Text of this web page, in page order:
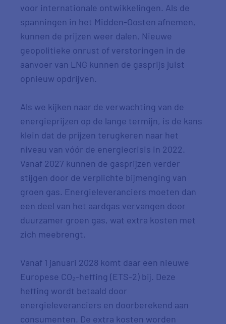
voor internationale ontwikkelingen. Als de
spanningen in het Midden-Oosten afnemen,
kunnen de prijzen weer dalen. Nieuwe
geopolitieke onrust of verstoringen in de
aanvoer van LNG kunnen de gasprijs juist
opnieuw opdrijven.
Als we kijken naar de verwachting van de
energieprijzen op de lange termijn, is de kans
klein dat de prijzen terugkeren naar het
niveau van vóór de energiecrisis in 2022.
Vanaf 2027 kunnen de gasprijzen verder
stijgen door de verplichte bijmenging van
groen gas. Energieleveranciers moeten dan
een deel van het aardgas vervangen door
duurzamer groen gas, wat extra kosten met
zich meebrengt.
Vanaf 1 januari 2028 komt daar een nieuwe
Europese CO₂-heffing (ETS-2) bij. Deze
heffing wordt betaald door
energieleveranciers en doorberekend aan
consumenten. De extra kosten worden